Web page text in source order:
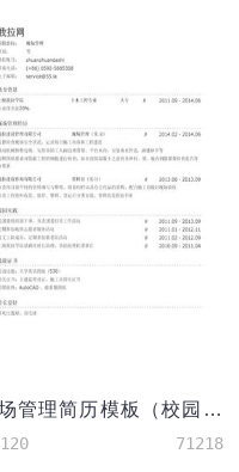
现场管理简历模板（校园经历丰富）
120 71218